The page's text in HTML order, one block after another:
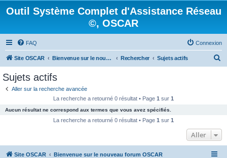
Outil Système Complet d'Assistance Réseau
©, OSCAR
FAQ Connexion
Site OSCAR Bienvenue sur le nouveau forum OSCAR Rechercher Sujets actifs
c
Sujets actifs
Aller sur la recherche avancée
La recherche a retourné 0 résultat • Page 1 sur 1
Aucun résultat ne correspond aux termes que vous avez spécifiés.
La recherche a retourné 0 résultat • Page 1 sur 1
Aller
Site OSCAR Bienvenue sur le nouveau forum OSCAR